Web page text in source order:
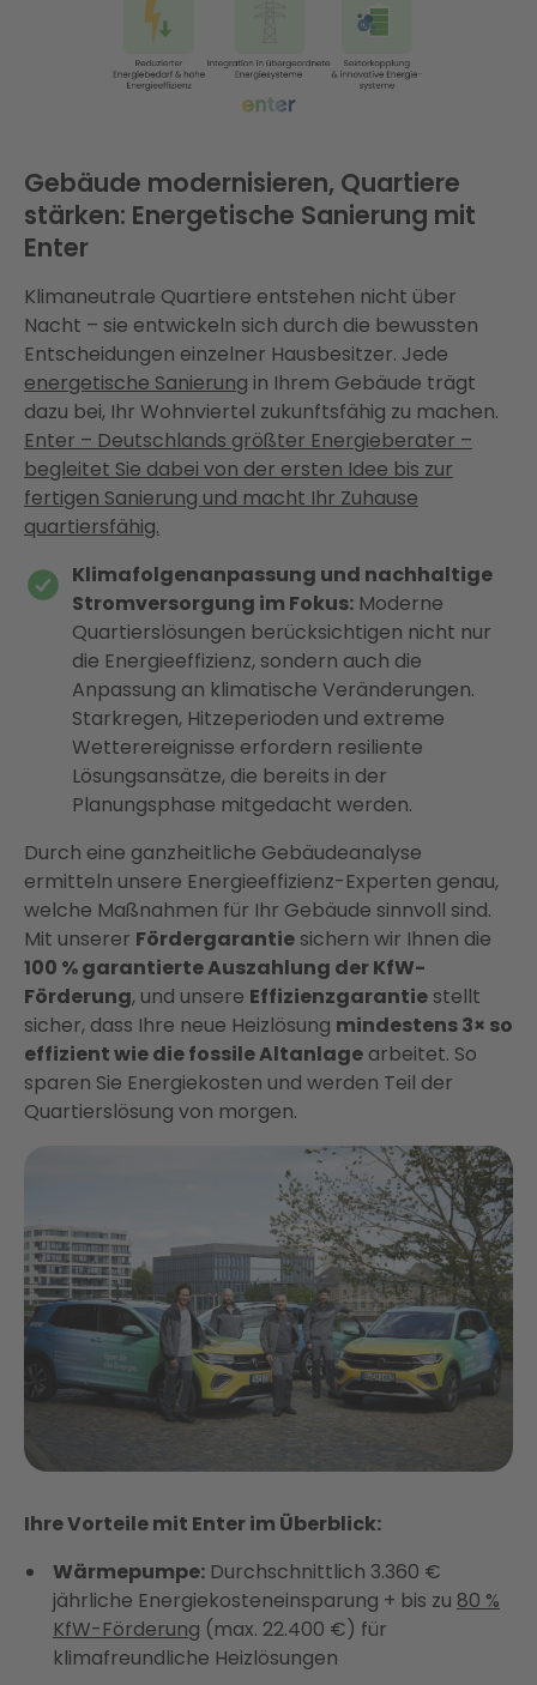
Gebäude modernisieren, Quartiere
stärken: Energetische Sanierung mit
Enter
Klimaneutrale Quartiere entstehen nicht über
Nacht – sie entwickeln sich durch die bewussten
Entscheidungen einzelner Hausbesitzer. Jede
energetische Sanierung in Ihrem Gebäude trägt
dazu bei, Ihr Wohnviertel zukunftsfähig zu machen.
Enter – Deutschlands größter Energieberater –
begleitet Sie dabei von der ersten Idee bis zur
fertigen Sanierung und macht Ihr Zuhause
quartiersfähig.
Klimafolgenanpassung und nachhaltige
Stromversorgung im Fokus: Moderne
Quartierslösungen berücksichtigen nicht nur
die Energieeffizienz, sondern auch die
Anpassung an klimatische Veränderungen.
Starkregen, Hitzeperioden und extreme
Wetterereignisse erfordern resiliente
Lösungsansätze, die bereits in der
Planungsphase mitgedacht werden.
Durch eine ganzheitliche Gebäudeanalyse
ermitteln unsere Energieeffizienz-Experten genau,
welche Maßnahmen für Ihr Gebäude sinnvoll sind.
Mit unserer Fördergarantie sichern wir Ihnen die
100 % garantierte Auszahlung der KfW-
Förderung, und unsere Effizienzgarantie stellt
sicher, dass Ihre neue Heizlösung mindestens 3× so
effizient wie die fossile Altanlage arbeitet. So
sparen Sie Energiekosten und werden Teil der
Quartierslösung von morgen.
Ihre Vorteile mit Enter im Überblick:
Wärmepumpe: Durchschnittlich 3.360 €
jährliche Energiekosteneinsparung + bis zu 80 %
KfW-Förderung (max. 22.400 €) für
klimafreundliche Heizlösungen